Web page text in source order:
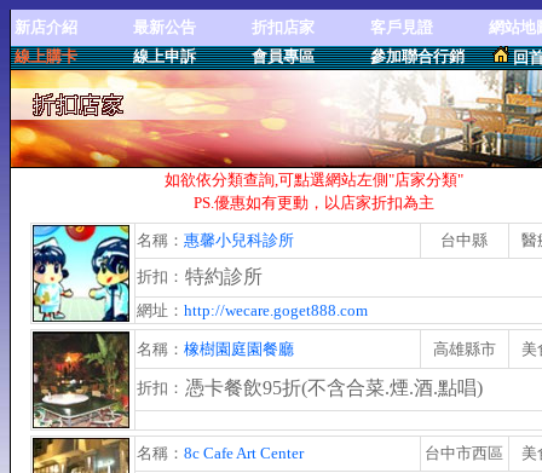
新店介紹 最新公告 折扣店家 客戶見證
網站地
線上購卡
線上申訴 會員專區 參加聯合行銷 回
如欲依分類查詢,可點選網站左側"店家分類"
PS.優惠如有更動，以店家折扣為主
名稱： 惠馨小兒科診所 台中縣
醫
折扣： 特約診所
網址： http://wecare.goget888.com
名稱： 橡樹園庭園餐廳 高雄縣市 美
折扣： 憑卡餐飲95折(不含合菜.煙.酒.點唱)
名稱： 8c Cafe Art Center 台中市西區
美